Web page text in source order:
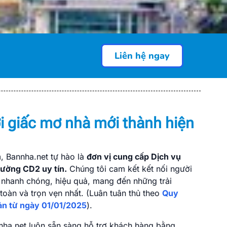
CD2
nhà đất, văn phòng,... uy tín tại
nối tin cậy cho hàng triệu người
sản minh bạch và sôi động.
Liên hệ ngay
giấc mơ nhà mới thành hiện
Bannha.net tự hào là đơn vị cung cấp Dịch vụ
CD2 uy tín. Chúng tôi cam kết kết nối người
chóng, hiệu quả, mang đến những trải
và trọn vẹn nhất. (Luân tuân thủ theo Quy
từ ngày 01/01/2025).